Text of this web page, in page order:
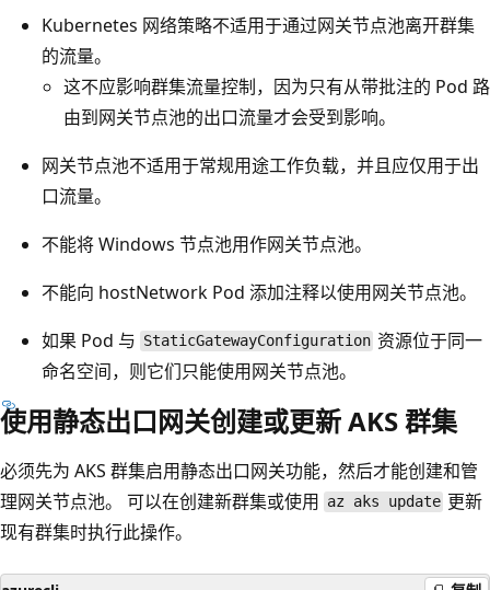
Kubernetes 网络策略不适用于通过网关节点池离开群集
的流量。
这不应影响群集流量控制，因为只有从带批注的 Pod 路
由到网关节点池的出口流量才会受到影响。
网关节点池不适用于常规用途工作负载，并且应仅用于出
口流量。
不能将 Windows 节点池用作网关节点池。
不能向 hostNetwork Pod 添加注释以使用网关节点池。
如果 Pod 与 StaticGatewayConfiguration 资源位于同一
命名空间，则它们只能使用网关节点池。
使用静态出口网关创建或更新 AKS 群集
必须先为 AKS 群集启用静态出口网关功能，然后才能创建和管
理网关节点池。 可以在创建新群集或使用 az aks update 更新
现有群集时执行此操作。